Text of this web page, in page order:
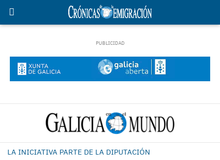
LA INICIATIVA PARTE DE LA DIPUTACIÓN